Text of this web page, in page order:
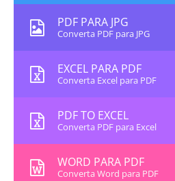
PDF PARA JPG
Converta PDF para JPG
EXCEL PARA PDF
Converta Excel para PDF
PDF TO EXCEL
Converta PDF para Excel
WORD PARA PDF
Converta Word para PDF